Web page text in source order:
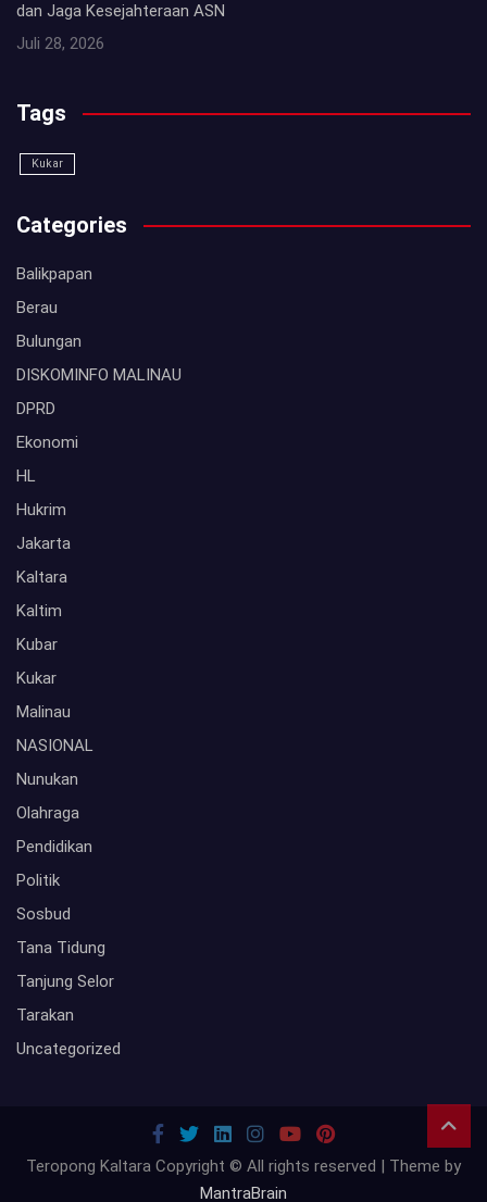
dan Jaga Kesejahteraan ASN
Juli 28, 2026
Tags
Kukar
Categories
Balikpapan
Berau
Bulungan
DISKOMINFO MALINAU
DPRD
Ekonomi
HL
Hukrim
Jakarta
Kaltara
Kaltim
Kubar
Kukar
Malinau
NASIONAL
Nunukan
Olahraga
Pendidikan
Politik
Sosbud
Tana Tidung
Tanjung Selor
Tarakan
Uncategorized
Teropong Kaltara Copyright © All rights reserved | Theme by
MantraBrain